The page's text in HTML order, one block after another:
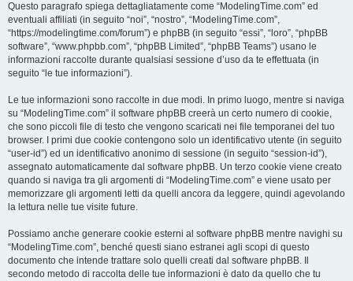
Questo paragrafo spiega dettagliatamente come “ModelingTime.com” ed
eventuali affiliati (in seguito “noi”, “nostro”, “ModelingTime.com”,
“https://modelingtime.com/forum”) e phpBB (in seguito “essi”, “loro”, “phpBB
software”, “www.phpbb.com”, “phpBB Limited”, “phpBB Teams”) usano le
informazioni raccolte durante qualsiasi sessione d’uso da te effettuata (in
seguito “le tue informazioni”).
Le tue informazioni sono raccolte in due modi. In primo luogo, mentre si naviga
su “ModelingTime.com” il software phpBB creerà un certo numero di cookie,
che sono piccoli file di testo che vengono scaricati nei file temporanei del tuo
browser. I primi due cookie contengono solo un identificativo utente (in seguito
“user-id”) ed un identificativo anonimo di sessione (in seguito “session-id”),
assegnato automaticamente dal software phpBB. Un terzo cookie viene creato
quando si naviga tra gli argomenti di “ModelingTime.com” e viene usato per
memorizzare gli argomenti letti da quelli ancora da leggere, quindi agevolando
la lettura nelle tue visite future.
Possiamo anche generare cookie esterni al software phpBB mentre navighi su
“ModelingTime.com”, benché questi siano estranei agli scopi di questo
documento che intende trattare solo quelli creati dal software phpBB. Il
secondo metodo di raccolta delle tue informazioni è dato da quello che tu